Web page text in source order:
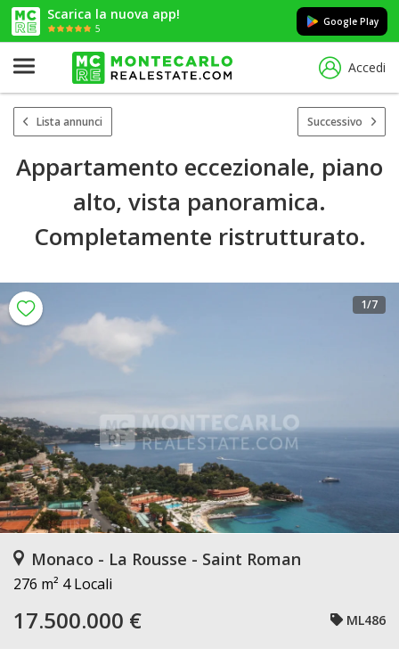
Scarica la nuova app!
5
Google Play
Accedi
Lista annunci Successivo
Appartamento eccezionale, piano
alto, vista panoramica.
Completamente ristrutturato.
1/7
Monaco - La Rousse - Saint Roman
276 m² 4 Locali
17.500.000 € ML486